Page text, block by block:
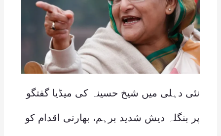
نئی دہلی میں شیخ حسینہ کی میڈیا گفتگو
پر بنگلہ دیش شدید برہم، بھارتی اقدام کو